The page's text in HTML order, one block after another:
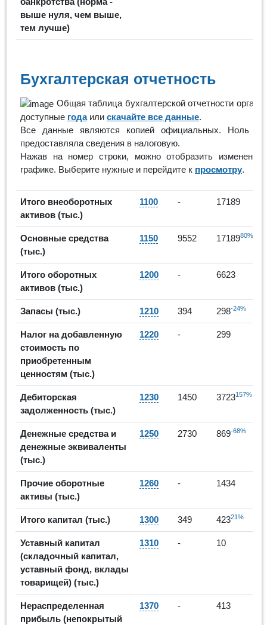
выше нуля, чем выше,
тем лучше)
Бухгалтерская отчетность
Общая таблица бухгалтерской отчетности
доступные годаили скачайте все данные.
Все данные являются копией официальных. Ноль
предоставляла сведения в налоговую.
Нажав на номер строки, можно отобразить
графике. Выберите нужные и перейдите к просмотру.
Итого внеоборотных
активов (тыс.)
1100 - 17189
Основные средства
(тыс.)
1150 9552 1718980%
Итого оборотных
активов (тыс.)
1200 - 6623
Запасы (тыс.) 1210 394 298-24%
Налог на добавленную
стоимость по
приобретенным
ценностям (тыс.)
1220 - 299
Дебиторская
задолженность (тыс.)
1230 1450 3723157%
Денежные средства и
денежные эквиваленты
(тыс.)
1250 2730 869-68%
Прочие оборотные
активы (тыс.)
1260 - 1434
Итого капитал (тыс.) 1300 349 42321%
Уставный капитал
(складочный капитал,
уставный фонд, вклады
товарищей) (тыс.)
1310 - 10
Нераспределенная
прибыль (непокрытый
1370 - 413